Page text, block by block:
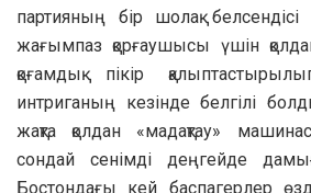
партияның бір шолақ
жағымпаз қорғаушысы үшін
қоғамдық пікір
интриганың кезінде белгілі
жақта қолдан «мадақтау»
сондай сенімді деңгейде
Бостондағы кей баспагерлер